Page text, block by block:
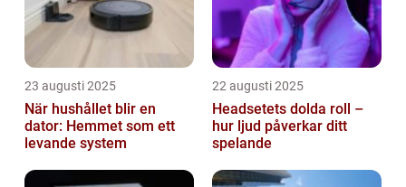
23 augusti 2025
När hushållet blir en
dator: Hemmet som ett
levande system
22 augusti 2025
Headsetets dolda roll –
hur ljud påverkar ditt
spelande